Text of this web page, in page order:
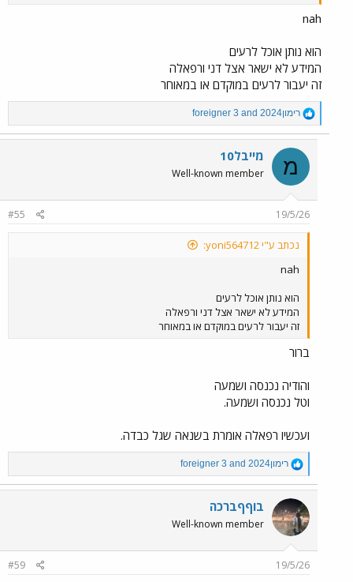
nah
הוא נותן אוכל לרעים
המידע לא ישאר אצל דני ורפאלה
זה יעבור לרעים במוקדם או במאוחר
R
e
a
c
o
n
s
רימון2024 foreigner 3
מ מייבל10
Well-known member
19/5/26
#55
נכתב ע"י yoni564712:
nah
הוא נותן אוכל לרעים
המידע לא ישאר אצל דני ורפאלה
זה יעבור לרעים במוקדם או במאוחר
ברור
והודיה נכנסה ושמעה
וטל נכנסה ושמעה.
ועכשיו רפאלה אומרת בשנאה שגל כבדה.
R
e
a
c
t
i
o
s
רימון2024 foreigner 3
בוףףברכה
Well-known member
19/5/26
#59